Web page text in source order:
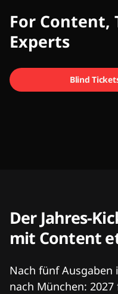
CMCX
For Content,
Experts
Blind
Der Jahres-
mit Content
Nach fünf Ausgaben
nach München: